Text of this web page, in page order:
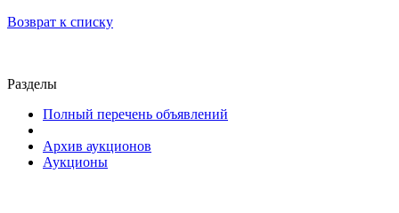
Возврат к списку
Разделы
Полный перечень объявлений
Архив аукционов
Аукционы